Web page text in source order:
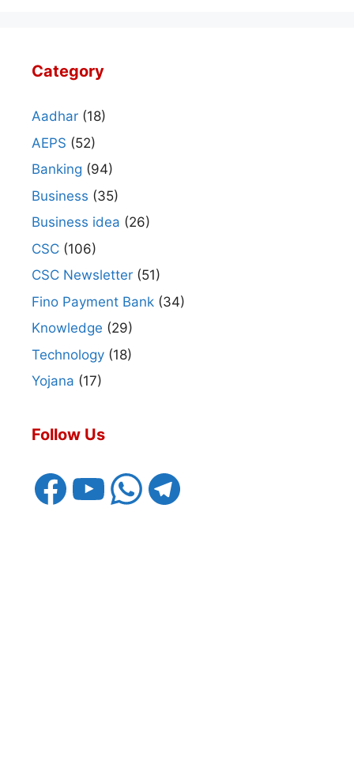
Category
Aadhar (18)
AEPS (52)
Banking (94)
Business (35)
Business idea (26)
CSC (106)
CSC Newsletter (51)
Fino Payment Bank (34)
Knowledge (29)
Technology (18)
Yojana (17)
Follow Us
FacebookYouTubeWhatsAppTelegram